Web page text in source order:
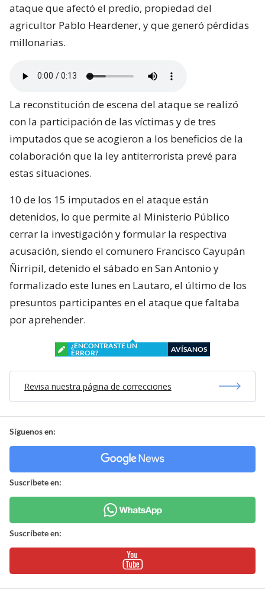
ataque que afectó el predio, propiedad del
agricultor Pablo Heardener, y que generó pérdidas
millonarias.
La reconstitución de escena del ataque se realizó
con la participación de las víctimas y de tres
imputados que se acogieron a los beneficios de la
colaboración que la ley antiterrorista prevé para
estas situaciones.
10 de los 15 imputados en el ataque están
detenidos, lo que permite al Ministerio Público
cerrar la investigación y formular la respectiva
acusación, siendo el comunero Francisco Cayupán
Ñirripil, detenido el sábado en San Antonio y
formalizado este lunes en Lautaro, el último de los
presuntos participantes en el ataque que faltaba
por aprehender.
¿ENCONTRASTE UN
ERROR?
AVÍSANOS
Revisa nuestra página de correcciones
Síguenos en:
Suscríbete en:
Suscríbete en: